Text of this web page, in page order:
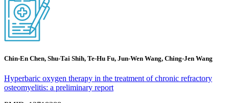
Chin-En Chen, Shu-Tai Shih, Te-Hu Fu, Jun-Wen Wang, Ching-Jen Wang
Hyperbaric oxygen therapy in the treatment of chronic refractory
osteomyelitis: a preliminary report